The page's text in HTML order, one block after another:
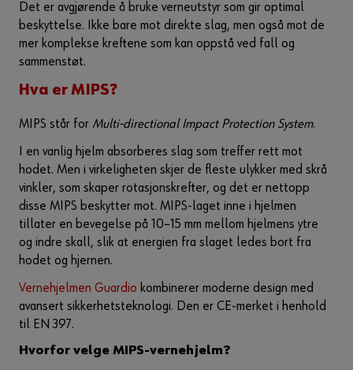
Det er avgjørende å bruke verneutstyr som gir optimal
beskyttelse. Ikke bare mot direkte slag, men også mot de
mer komplekse kreftene som kan oppstå ved fall og
sammenstøt.
Hva er MIPS?
MIPS står for Multi-directional Impact Protection System.
I en vanlig hjelm absorberes slag som treffer rett mot
hodet. Men i virkeligheten skjer de fleste ulykker med skrå
vinkler, som skaper rotasjonskrefter, og det er nettopp
disse MIPS beskytter mot. MIPS-laget inne i hjelmen
tillater en bevegelse på 10–15 mm mellom hjelmens ytre
og indre skall, slik at energien fra slaget ledes bort fra
hodet og hjernen.
Vernehjelmen Guardio kombinerer moderne design med
avansert sikkerhetsteknologi. Den er CE-merket i henhold
til EN 397.
Hvorfor velge MIPS-vernehjelm?